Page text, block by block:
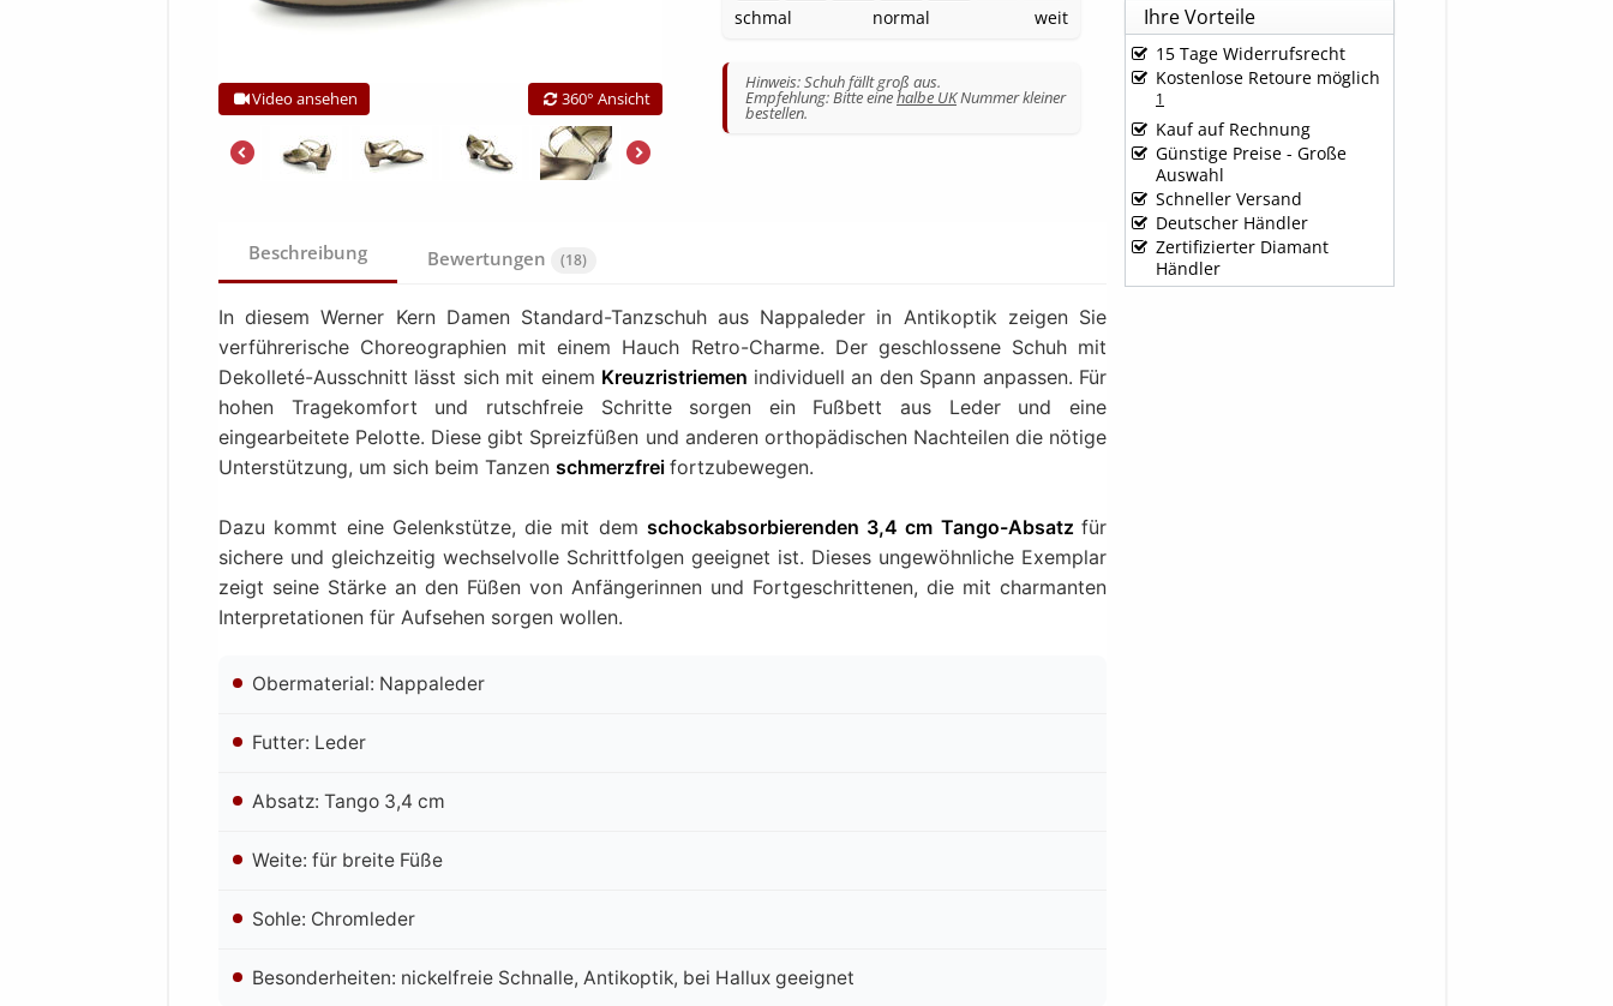
Video ansehen 360° Ansicht
schmal normal weit
Hinweis: Schuh fällt groß aus.
Empfehlung: Bitte einehalbe UKNummer kleiner
bestellen.
Beschreibung Bewertungen (18)
In diesem Werner Kern Damen Standard-Tanzschuh aus Nappaleder in Antikoptik zeigen Sie
verführerische Choreographien mit einem Hauch Retro-Charme. Der geschlossene Schuh mit
Dekolleté-Ausschnitt lässt sich mit einem Kreuzristriemen individuell an den Spann anpassen. Für
hohen Tragekomfort und rutschfreie Schritte sorgen ein Fußbett aus Leder und eine
eingearbeitete Pelotte. Diese gibt Spreizfüßen und anderen orthopädischen Nachteilen die nötige
Unterstützung, um sich beim Tanzen schmerzfrei fortzubewegen.
Dazu kommt eine Gelenkstütze, die mit dem schockabsorbierenden 3,4 cm Tango-Absatzfür
sichere und gleichzeitig wechselvolle Schrittfolgen geeignet ist. Dieses ungewöhnliche Exemplar
zeigt seine Stärke an den Füßen von Anfängerinnen und Fortgeschrittenen, die mit charmanten
Interpretationen für Aufsehen sorgen wollen.
Obermaterial: Nappaleder
Futter: Leder
Absatz: Tango 3,4 cm
Weite: für breite Füße
Sohle: Chromleder
Besonderheiten: nickelfreie Schnalle, Antikoptik, bei Hallux geeignet
Ihre Vorteile
15 Tage Widerrufsrecht
Kostenlose Retoure möglich
1
Kauf auf Rechnung
Günstige Preise - Große
Auswahl
Schneller Versand
Deutscher Händler
Zertifizierter Diamant
Händler